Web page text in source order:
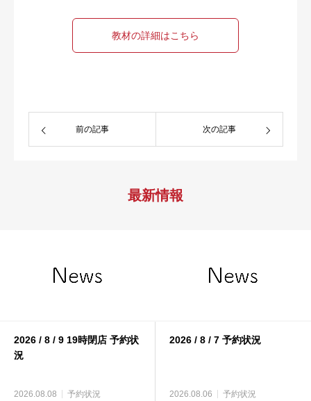
教材の詳細はこちら
前の記事 次の記事
最新情報
2026 / 8 / 9 19時閉店 予約状
況
2026.08.08 予約状況
2026 / 8 / 7 予約状況
2026.08.06 予約状況